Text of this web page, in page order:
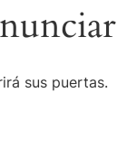
sus puertas.